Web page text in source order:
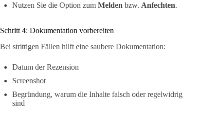
Nutzen Sie die Option zum Melden bzw. Anfechten.
Schritt 4: Dokumentation vorbereiten
Bei strittigen Fällen hilft eine saubere Dokumentation:
Datum der Rezension
Screenshot
Begründung, warum die Inhalte falsch oder regelwidrig
sind